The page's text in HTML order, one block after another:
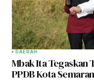
DAERAH
Mbak Ita Tegaskan
PPDB Kota